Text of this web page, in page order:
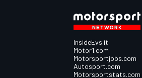
InsideEvs.it
Motor1.com
Motorsportjobs.com
Autosport.com
Motorsportstats.com